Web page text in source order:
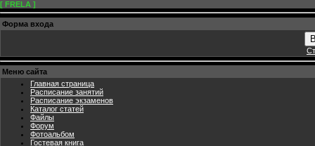
[ FRELA ]
Форма входа
Меню сайта
Главная страница
Расписание занятий
Расписание экзаменов
Каталог статей
Файлы
Форум
Фотоальбом
Гостевая книга